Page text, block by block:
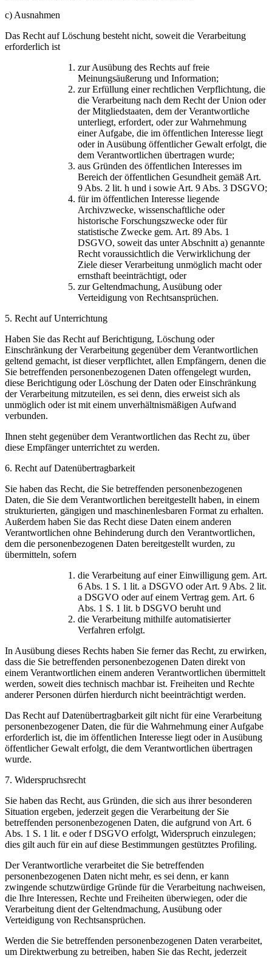
c) Ausnahmen
Das Recht auf Löschung besteht nicht, soweit die Verarbeitung
erforderlich ist
zur Ausübung des Rechts auf freie
Meinungsäußerung und Information;
zur Erfüllung einer rechtlichen Verpflichtung, die
die Verarbeitung nach dem Recht der Union oder
der Mitgliedstaaten, dem der Verantwortliche
unterliegt, erfordert, oder zur Wahrnehmung
einer Aufgabe, die im öffentlichen Interesse liegt
oder in Ausübung öffentlicher Gewalt erfolgt, die
dem Verantwortlichen übertragen wurde;
aus Gründen des öffentlichen Interesses im
Bereich der öffentlichen Gesundheit gemäß Art.
9 Abs. 2 lit. h und i sowie Art. 9 Abs. 3 DSGVO;
für im öffentlichen Interesse liegende
Archivzwecke, wissenschaftliche oder
historische Forschungszwecke oder für
statistische Zwecke gem. Art. 89 Abs. 1
DSGVO, soweit das unter Abschnitt a) genannte
Recht voraussichtlich die Verwirklichung der
Ziele dieser Verarbeitung unmöglich macht oder
ernsthaft beeinträchtigt, oder
zur Geltendmachung, Ausübung oder
Verteidigung von Rechtsansprüchen.
5. Recht auf Unterrichtung
Haben Sie das Recht auf Berichtigung, Löschung oder
Einschränkung der Verarbeitung gegenüber dem Verantwortlichen
geltend gemacht, ist dieser verpflichtet, allen Empfängern, denen die
Sie betreffenden personenbezogenen Daten offengelegt wurden,
diese Berichtigung oder Löschung der Daten oder Einschränkung
der Verarbeitung mitzuteilen, es sei denn, dies erweist sich als
unmöglich oder ist mit einem unverhältnismäßigen Aufwand
verbunden.
Ihnen steht gegenüber dem Verantwortlichen das Recht zu, über
diese Empfänger unterrichtet zu werden.
6. Recht auf Datenübertragbarkeit
Sie haben das Recht, die Sie betreffenden personenbezogenen
Daten, die Sie dem Verantwortlichen bereitgestellt haben, in einem
strukturierten, gängigen und maschinenlesbaren Format zu erhalten.
Außerdem haben Sie das Recht diese Daten einem anderen
Verantwortlichen ohne Behinderung durch den Verantwortlichen,
dem die personenbezogenen Daten bereitgestellt wurden, zu
übermitteln, sofern
die Verarbeitung auf einer Einwilligung gem. Art.
6 Abs. 1 S. 1 lit. a DSGVO oder Art. 9 Abs. 2 lit.
a DSGVO oder auf einem Vertrag gem. Art. 6
Abs. 1 S. 1 lit. b DSGVO beruht und
die Verarbeitung mithilfe automatisierter
Verfahren erfolgt.
In Ausübung dieses Rechts haben Sie ferner das Recht, zu erwirken,
dass die Sie betreffenden personenbezogenen Daten direkt von
einem Verantwortlichen einem anderen Verantwortlichen übermittelt
werden, soweit dies technisch machbar ist. Freiheiten und Rechte
anderer Personen dürfen hierdurch nicht beeinträchtigt werden.
Das Recht auf Datenübertragbarkeit gilt nicht für eine Verarbeitung
personenbezogener Daten, die für die Wahrnehmung einer Aufgabe
erforderlich ist, die im öffentlichen Interesse liegt oder in Ausübung
öffentlicher Gewalt erfolgt, die dem Verantwortlichen übertragen
wurde.
7. Widerspruchsrecht
Sie haben das Recht, aus Gründen, die sich aus ihrer besonderen
Situation ergeben, jederzeit gegen die Verarbeitung der Sie
betreffenden personenbezogenen Daten, die aufgrund von Art. 6
Abs. 1 S. 1 lit. e oder f DSGVO erfolgt, Widerspruch einzulegen;
dies gilt auch für ein auf diese Bestimmungen gestütztes Profiling.
Der Verantwortliche verarbeitet die Sie betreffenden
personenbezogenen Daten nicht mehr, es sei denn, er kann
zwingende schutzwürdige Gründe für die Verarbeitung nachweisen,
die Ihre Interessen, Rechte und Freiheiten überwiegen, oder die
Verarbeitung dient der Geltendmachung, Ausübung oder
Verteidigung von Rechtsansprüchen.
Werden die Sie betreffenden personenbezogenen Daten verarbeitet,
um Direktwerbung zu betreiben, haben Sie das Recht, jederzeit